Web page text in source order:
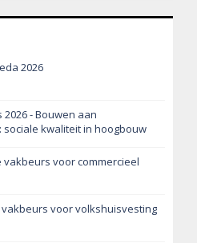
2026
- Bouwen aan
sociale kwaliteit in hoogbouw
vakbeurs voor commercieel
vakbeurs voor volkshuisvesting